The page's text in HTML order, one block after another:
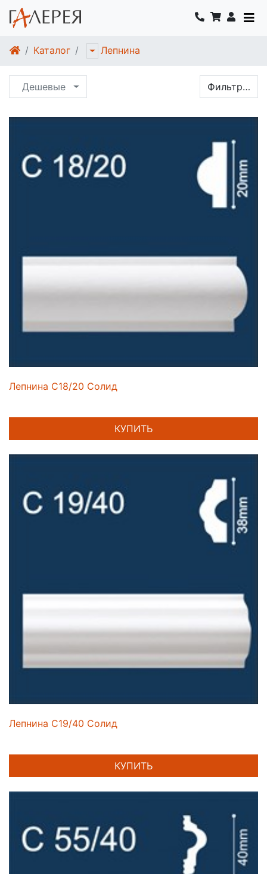
Каталог Лепнина
Дешевые Фильтр…
Лепнина C18/20 Солид
КУПИТЬ
Лепнина C19/40 Солид
КУПИТЬ